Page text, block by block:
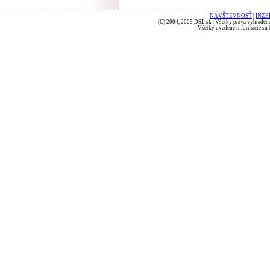
NÁVŠTEVNOSŤ
(C) 2004, 2005 DSL.sk | Všetky práva
Všetky uvedené informácie sú